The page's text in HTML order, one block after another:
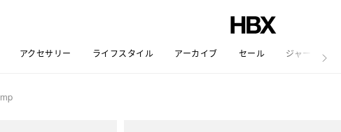
アクセサリー ライフスタイル アーカイブ セール ジャーナル